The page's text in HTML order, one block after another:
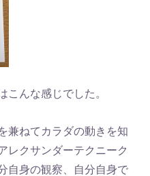
こんな感じでした。
兼ねてカラダの動きを知
レクサンダーテクニーク
自身の観察、自分自身で